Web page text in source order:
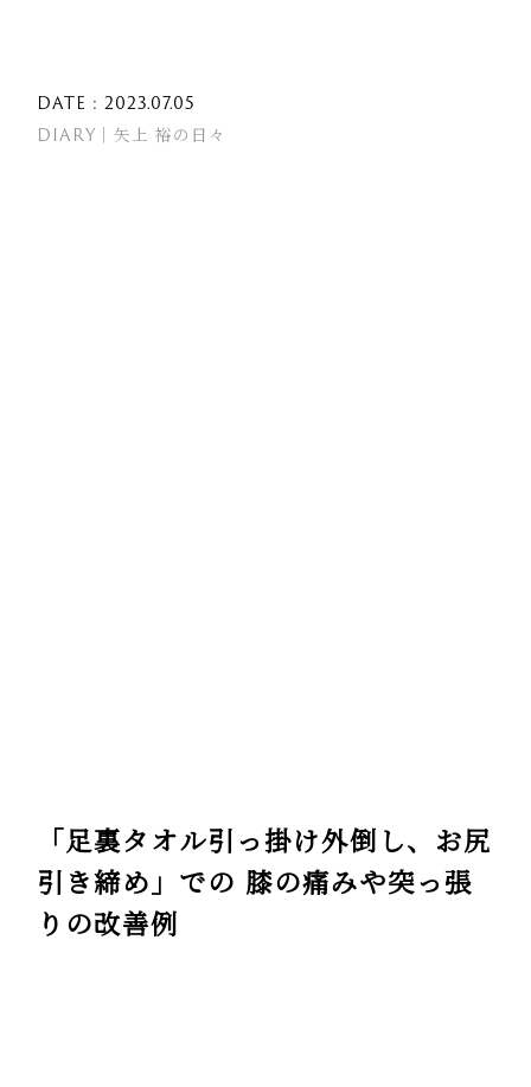
DATE : 2023.07.05
DIARY｜矢上 裕の日々
「足裏タオル引っ掛け外倒し、お尻
引き締め」での 膝の痛みや突っ張
りの改善例